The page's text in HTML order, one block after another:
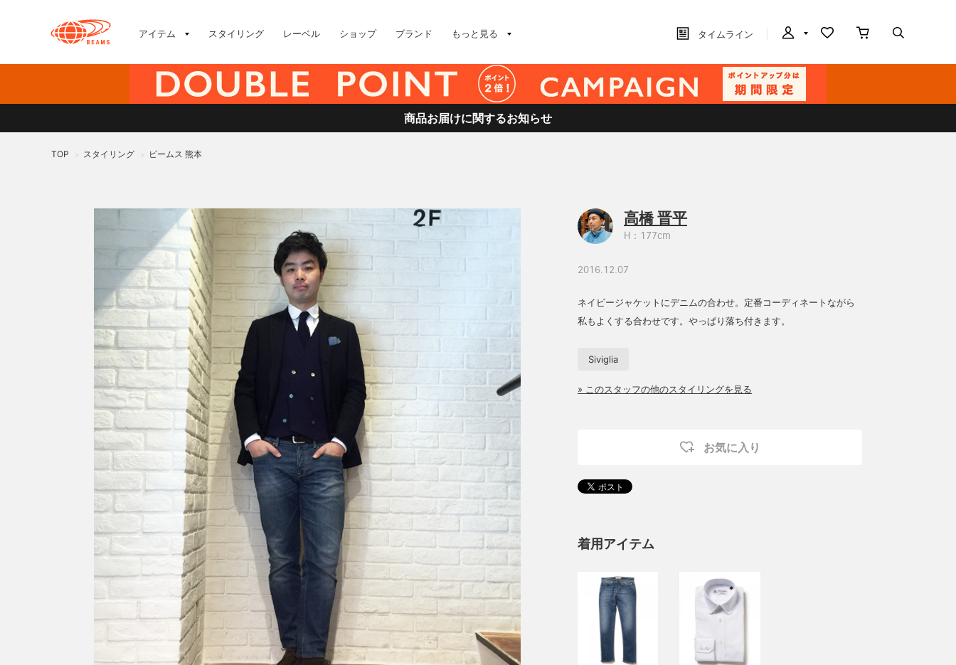
アイテム スタイリング レーベル ショップ ブランド もっと見る タイムライン
商品お届けに関するお知らせ
TOP > スタイリング > ビームス 熊本
高橋 晋平
H：177cm
2016.12.07
ネイビージャケットにデニムの合わせ。定番コーディネートながら
私もよくする合わせです。やっぱり落ち付きます。
Siviglia
» このスタッフの他のスタイリングを見る
お気に入り
着用アイテム